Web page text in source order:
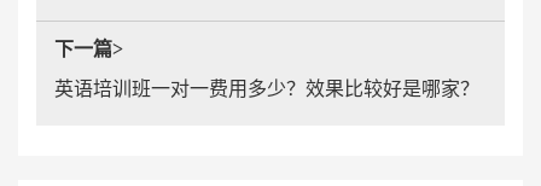
下一篇>
英语培训班一对一费用多少？效果比较好是哪家？